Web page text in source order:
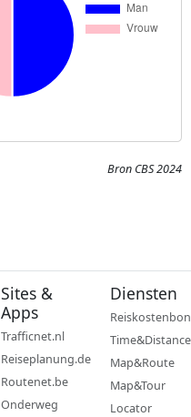
Bron CBS 2024
Sites &
Apps
Trafficnet.nl
Reiseplanung.de
Routenet.be
Onderweg
Diensten
Reiskostenbon
Time&Distance
Map&Route
Map&Tour
Locator